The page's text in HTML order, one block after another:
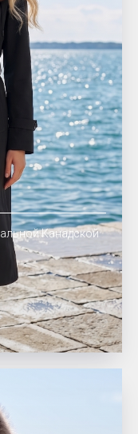
Канадской